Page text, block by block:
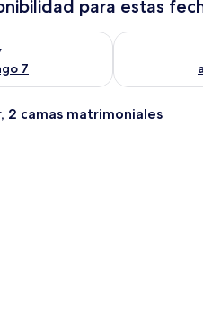
para estas
7
para hoy ago 6 - ago 7
Consulta la
Habitación de hotel con dos
2 camas matrimoniales